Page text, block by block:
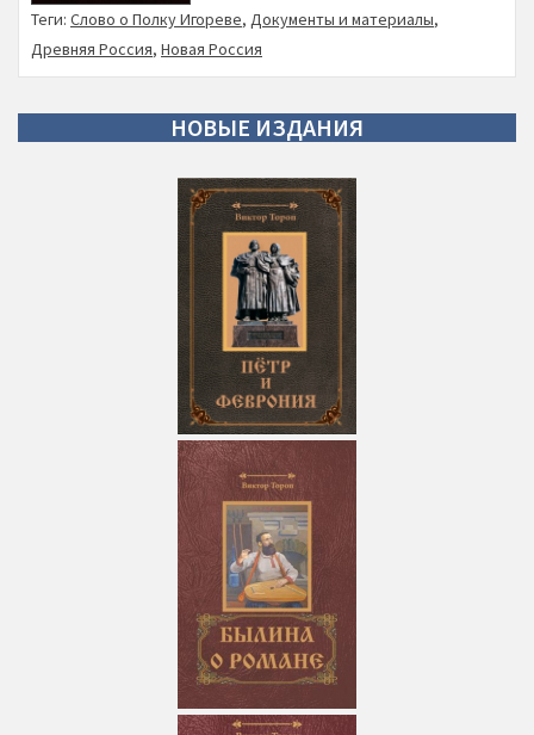
Теги: Слово о Полку Игореве, Документы и материалы,
Древняя Россия, Новая Россия
НОВЫЕ ИЗДАНИЯ